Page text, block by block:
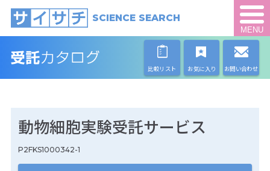
SCIENCE SEARCH
MENU
比較リスト お気に入り お問い合わせ
動物細胞実験受託サービス
P2FKS1000342-1